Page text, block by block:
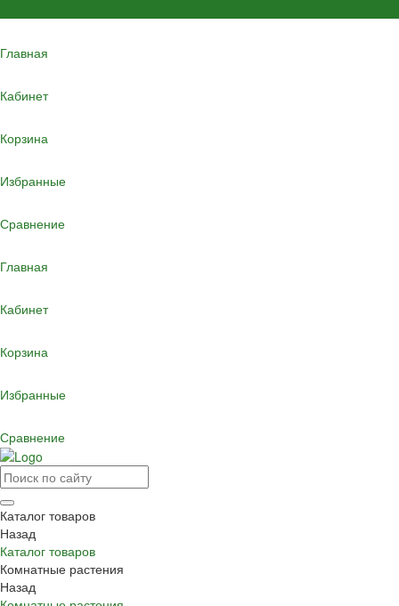
Главная
Кабинет
Корзина
Избранные
Сравнение
Главная
Кабинет
Корзина
Избранные
Сравнение
Каталог товаров
Назад
Каталог товаров
Комнатные растения
Назад